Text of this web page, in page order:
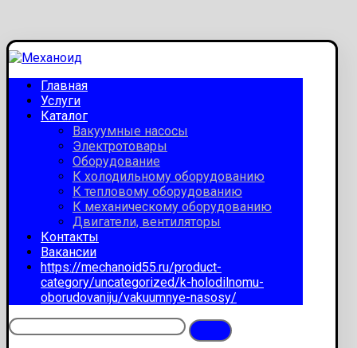
Главная
Услуги
Каталог
Вакуумные насосы
Электротовары
Оборудование
К холодильному оборудованию
К тепловому оборудованию
К механическому оборудованию
Двигатели, вентиляторы
Контакты
Вакансии
https://mechanoid55.ru/product-
category/uncategorized/k-holodilnomu-
oborudovaniju/vakuumnye-nasosy/